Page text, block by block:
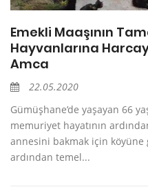
Emekli Maaşının
Hayvanlarına
Amca
22.05.2020
Gümüşhane’de yaşayan 66
memuriyet hayatının
annesini bakmak için köyüne
ardından temel...